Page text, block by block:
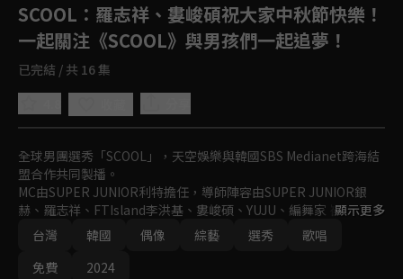
SCOOL ：羅志祥、婁峻碩祝大家中秋節快樂！
一起關注《SCOOL》與男孩們一起追夢！
已完結 / 共 16 集
全球男團選秀「SCOOL」，天空娛樂與韓國SBS Medianet跨海結
盟合作共同製播。
MC由SUPER JUNIOR利特擔任，導師陣容由SUPER JUNIOR銀
赫、羅志祥、FTIsland李洪基、婁峻碩、YUJU、編舞家 崔容俊所
組成。
史無前例的夢幻卡司，共同打造全球新指標偶像男團。
顯示更多
台灣
韓國 偶像 綜藝 選秀
歌唱
免費
2024